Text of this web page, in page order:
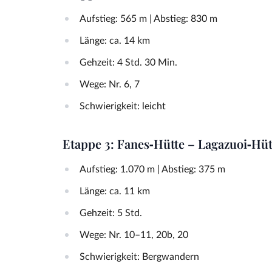
Aufstieg: 565 m | Abstieg: 830 m
Länge: ca. 14 km
Gehzeit: 4 Std. 30 Min.
Wege: Nr. 6, 7
Schwierigkeit: leicht
Etappe 3: Fanes‑Hütte –
Aufstieg: 1.070 m | Abstieg: 375 m
Länge: ca. 11 km
Gehzeit: 5 Std.
Wege: Nr. 10–11, 20b, 20
Schwierigkeit: Bergwandern